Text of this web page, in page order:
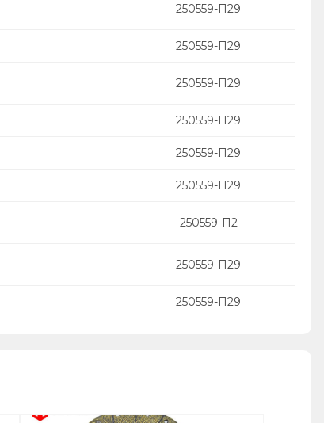
250559-П29
250559-П29
250559-П29
250559-П29
250559-П29
250559-П29
250559-П2
250559-П29
250559-П29